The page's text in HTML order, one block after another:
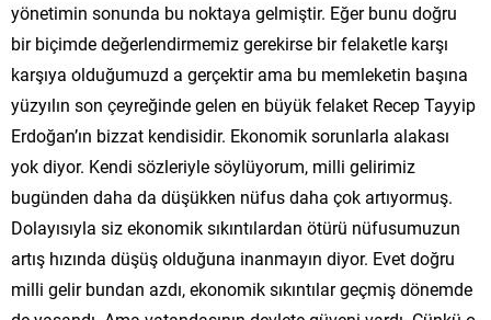
yönetimin sonunda bu noktaya gelmiştir. Eğer bunu doğru
bir biçimde değerlendirmemiz gerekirse bir felaketle karşı
karşıya olduğumuzd a gerçektir ama bu memleketin başına
yüzyılın son çeyreğinde gelen en büyük felaket Recep Tayyip
Erdoğan’ın bizzat kendisidir. Ekonomik sorunlarla alakası
yok diyor. Kendi sözleriyle söylüyorum, milli gelirimiz
bugünden daha da düşükken nüfus daha çok artıyormuş.
Dolayısıyla siz ekonomik sıkıntılardan ötürü nüfusumuzun
artış hızında düşüş olduğuna inanmayın diyor. Evet doğru
milli gelir bundan azdı, ekonomik sıkıntılar geçmiş dönemde